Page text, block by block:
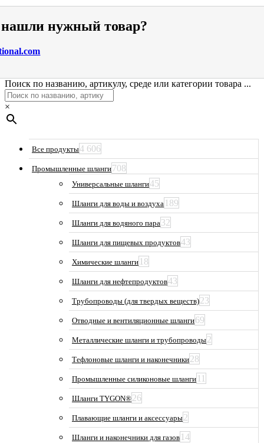
нужный товар?
Поиск по названию, артикулу, среде или категории товара ...
×
Все продукты4 606
Промышленные шланги708
Универсальные шланги45
Шланги для воды и воздуха 189
Шланги для водяного пара32
Шланги для пищевых продуктов43
Химические шланги 18
Шланги для нефтепродуктов43
Трубопроводы (для твердых веществ)23
Отводные и вентиляционные шланги69
Металлические шланги и трубопроводы2
Тефлоновые шланги и наконечники28
Промышленные силиконовые шланги 11
Шланги TYGON®26
Плавающие шланги и аксессуары2
Шланги и наконечники для газов 14